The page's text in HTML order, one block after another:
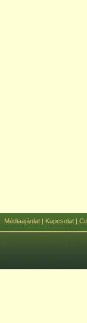
Médiaajánlat | Kapcsolat |